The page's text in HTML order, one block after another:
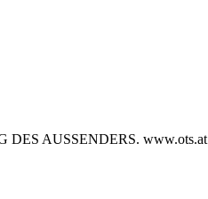
AUSSENDERS. www.ots.at